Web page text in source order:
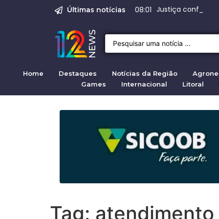
Últimas notícias 08:01 Justiça confirma
Prisão de
STF autoriza
O Assassinato de
Range Rover
Home Destaques Notícias da Região
Games
Internacional Litoral
Tag: